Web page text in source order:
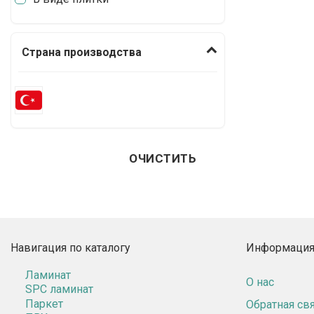
Страна производства
ОЧИСТИТЬ
Навигация по каталогу
Ламинат
SPC ламинат
Паркет
О нас
Обратная